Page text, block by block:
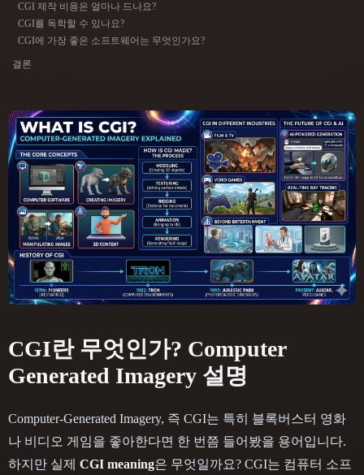
Fantasy Flat
Industrial
Pixel Art Realistic Retro Stylized
Voxel
CGI 제작 비용은 얼마나 드나요?
CGI를 독학할 수 있나요?
CGI에 가장 좋은 소프트웨어는 무엇인가요?
결론
CGI란 무엇인가? Computer
Generated Imagery 설명
Computer-Generated Imagery, 즉 CGI는 특히 블록버스터 영화
나 비디오 게임을 좋아한다면 한 번쯤 들어봤을 용어입니다.
하지만 실제 CGI meaning은 무엇일까요? CGI는 컴퓨터 소프